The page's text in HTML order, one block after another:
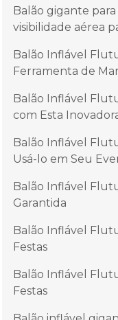
Balão gigante
visibilidade aérea
Balão Inflável
Ferramenta de
Balão Inflável
com Esta
Balão Inflável
Usá-lo em Seu
Balão Inflável
Garantida
Balão Inflável
Festas
Balão Inflável
Festas